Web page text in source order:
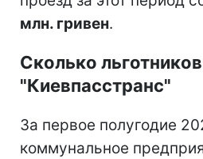
млн. гривен.
Сколько
"Киевпасстранс"
За первое полугодие
коммунальное